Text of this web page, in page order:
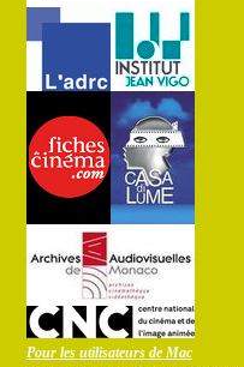
Pour les utilisateurs de Mac